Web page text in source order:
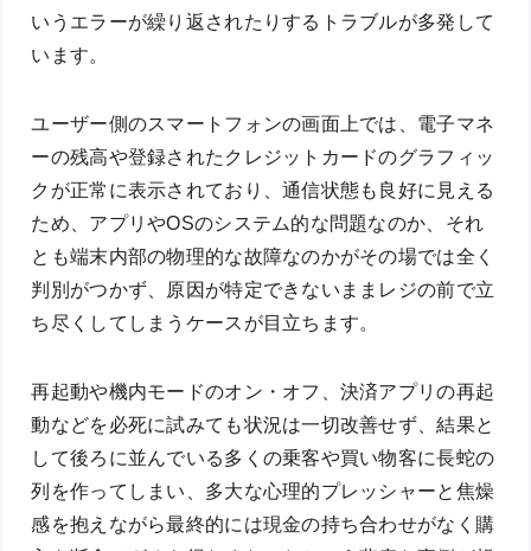
いうエラーが繰り返されたりするトラブルが多発して
います。
ユーザー側のスマートフォンの画面上では、電子マネ
ーの残高や登録されたクレジットカードのグラフィッ
クが正常に表示されており、通信状態も良好に見える
ため、アプリやOSのシステム的な問題なのか、それ
とも端末内部の物理的な故障なのかがその場では全く
判別がつかず、原因が特定できないままレジの前で立
ち尽くしてしまうケースが目立ちます。
再起動や機内モードのオン・オフ、決済アプリの再起
動などを必死に試みても状況は一切改善せず、結果と
して後ろに並んでいる多くの乗客や買い物客に長蛇の
列を作ってしまい、多大な心理的プレッシャーと焦燥
感を抱えながら最終的には現金の持ち合わせがなく購